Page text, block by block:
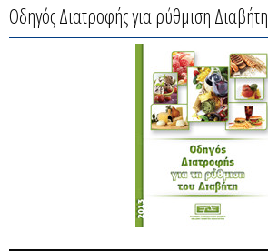
Οδηγός Διατροφής για ρύθμιση Διαβήτη